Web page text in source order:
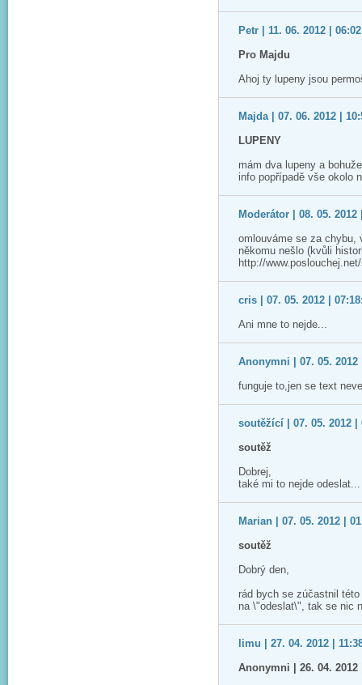
Petr | 11. 06. 2012 |
Pro Majdu
Ahoj ty lupeny jsou
Majda | 07. 06. 2012 |
LUPENY
mám dva lupeny a
info popřípadě vše okolo
Moderátor | 08. 05. 2012
omlouváme se za chybu,
někomu nešlo (kvůli
http://
cris | 07. 05. 2012 |
Ani mne to nejde...
Anonymni | 07. 05. 2012
funguje to,jen se text
soutěžící | 07. 05. 2012 |
soutěž
Dobrej,
také mi to nejde
Marian | 07. 05. 2012 |
soutěž
Dobrý den,
rád bych se zúčastnil
na \"odeslat\", tak se nic
limu | 27. 04. 2012 |
Anonymni | 26. 04. 2012